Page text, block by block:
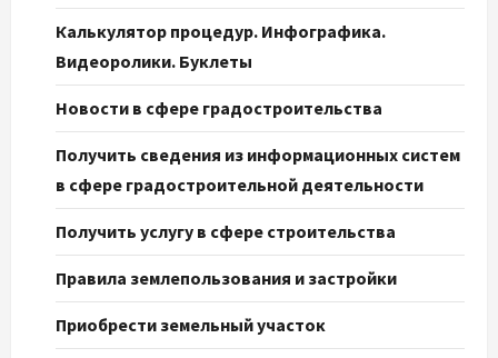
Калькулятор процедур. Инфографика.
Видеоролики. Буклеты
Новости в сфере градостроительства
Получить сведения из информационных систем
в сфере градостроительной деятельности
Получить услугу в сфере строительства
Правила землепользования и застройки
Приобрести земельный участок